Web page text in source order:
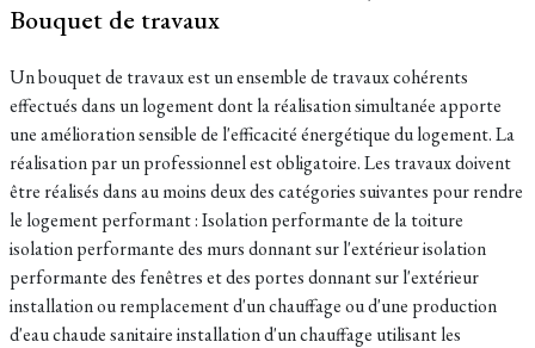
Bouquet de travaux
Un bouquet de travaux est un ensemble de travaux cohérents
effectués dans un logement dont la réalisation simultanée apporte
une amélioration sensible de l'efficacité énergétique du logement. La
réalisation par un professionnel est obligatoire. Les travaux doivent
être réalisés dans au moins deux des catégories suivantes pour rendre
le logement performant : Isolation performante de la toiture
isolation performante des murs donnant sur l'extérieur isolation
performante des fenêtres et des portes donnant sur l'extérieur
installation ou remplacement d'un chauffage ou d'une production
d'eau chaude sanitaire installation d'un chauffage utilisant les